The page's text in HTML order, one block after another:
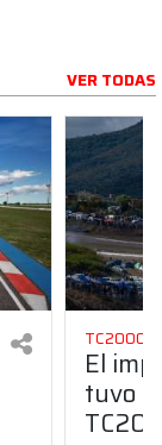
VER TODAS
TC2000
El
tuvo